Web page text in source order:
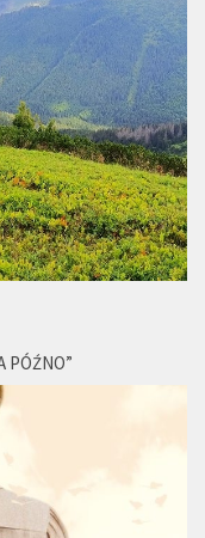
PÓŹNO”